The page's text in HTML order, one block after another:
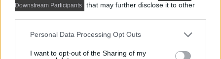
Downstream Participants
that may further disclose it to other
Please note that this website/app uses one or more Google
not limited to your visit or usage behaviour. You may click to
Personal Data Processing Opt Outs
I want to opt-out of the Sharing of my